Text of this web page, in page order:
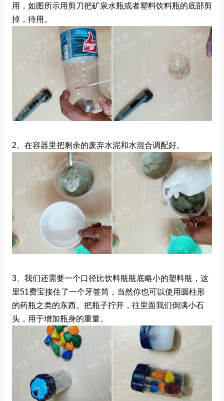
用，如图所示用剪刀把矿泉水瓶或者塑料饮料瓶的底部剪
掉，待用。
2、在容器里把剩余的废弃水泥和水混合调配好。
3、我们还需要一个口径比饮料瓶瓶底略小的塑料瓶，这
里51费宝接住了一个牙签筒，当然你也可以使用圆柱形
的药瓶之类的东西。把瓶子拧开，往里面我们倒满小石
头，用于增加瓶身的重量。